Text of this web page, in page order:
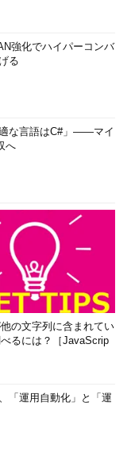
強化でハイパーコンバ
る
適な言語はC#」――マイ
へ
の文字列に含まれてい
るには？［JavaScrip
「運用自動化」と「運